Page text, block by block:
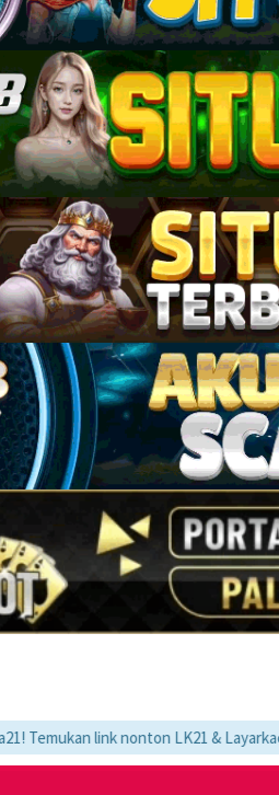
nonton LK21 & Layarkaca21,